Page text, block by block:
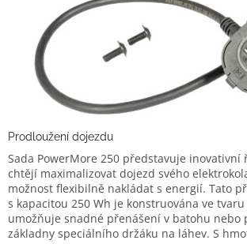
Prodloužení dojezdu
Sada PowerMore 250 představuje
chtějí maximalizovat dojezd svého
možnost flexibilně nakládat s energií. Tato
s kapacitou 250 Wh je konstruována ve
umožňuje snadné přenášení v batohu nebo
základny speciálního držáku na láhev. S